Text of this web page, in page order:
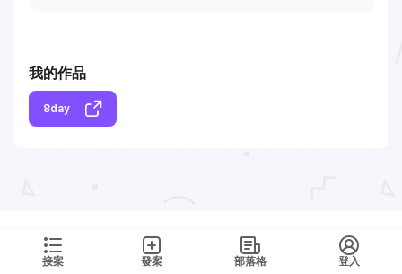
接案 發案 部落格 登入
我的作品
8day